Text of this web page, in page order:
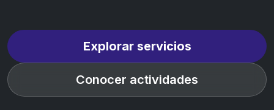
Explorar servicios
Conocer actividades